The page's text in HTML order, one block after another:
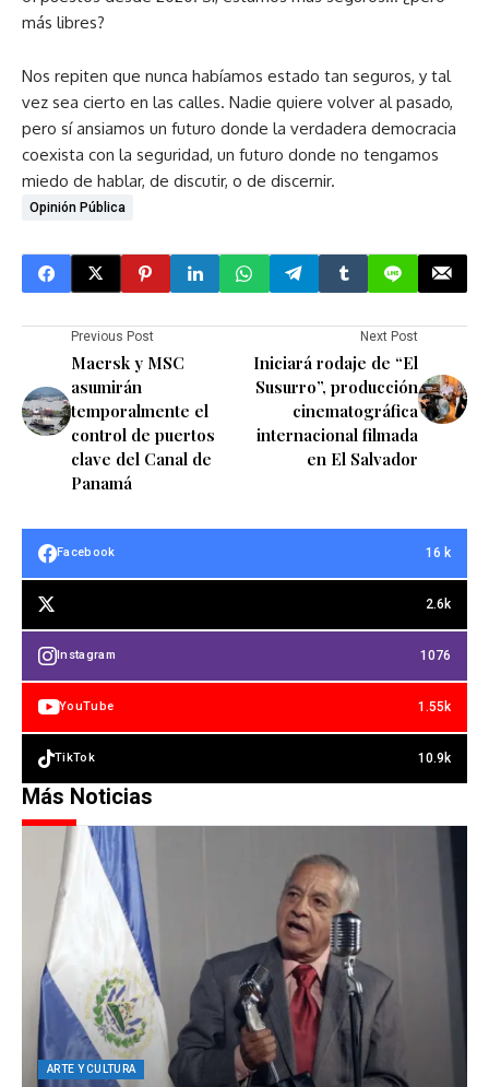
más libres?
Nos repiten que nunca habíamos estado tan seguros, y tal
vez sea cierto en las calles. Nadie quiere volver al pasado,
pero sí ansiamos un futuro donde la verdadera democracia
coexista con la seguridad, un futuro donde no tengamos
miedo de hablar, de discutir, o de discernir.
Opinión Pública
Previous Post
Maersk y MSC
asumirán
temporalmente el
control de puertos
clave del Canal de
Panamá
Next Post
Iniciará rodaje de “El
Susurro”, producción
cinematográfica
internacional filmada
en El Salvador
Facebook 16 k
2.6k
Instagram 1076
YouTube 1.55k
TikTok 10.9k
Más Noticias
ARTE Y CULTURA